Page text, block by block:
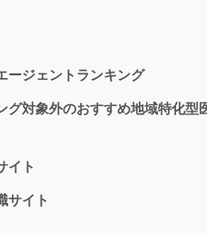
ージェントランキング
グ対象外のおすすめ地域特化型
イト
サイト